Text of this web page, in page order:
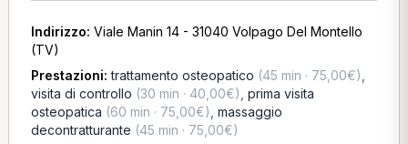
Indirizzo: Viale Manin 14 - 31040 Volpago Del Montello
(TV)
Prestazioni:trattamento osteopatico (45 min · 75,00€)
visita di controllo (30 min · 40,00€) prima visita
osteopatica (60 min · 75,00€) massaggio
decontratturante (45 min · 75,00€)